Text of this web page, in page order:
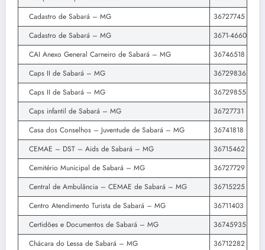
Cadastro de Sabará – MG
36727745
Cadastro de Sabará – MG
3671-4660
CAI Anexo General Carneiro de Sabará – MG
36746518
Caps II de Sabará – MG
36729836
Caps II de Sabará – MG
36729855
Caps infantil de Sabará – MG
36727731
Casa dos Conselhos – Juventude de Sabará – MG
36741818
CEMAE – DST – Aids de Sabará – MG
36715462
Cemitério Municipal de Sabará – MG
36727729
Central de Ambulância – CEMAE de Sabará – MG
36715225
Centro Atendimento Turista de Sabará – MG
36711403
Certidões e Documentos de Sabará – MG
36745935
Chácara do Lessa de Sabará – MG
36712282